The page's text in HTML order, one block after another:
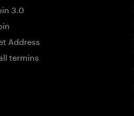
3.0
Address
termins